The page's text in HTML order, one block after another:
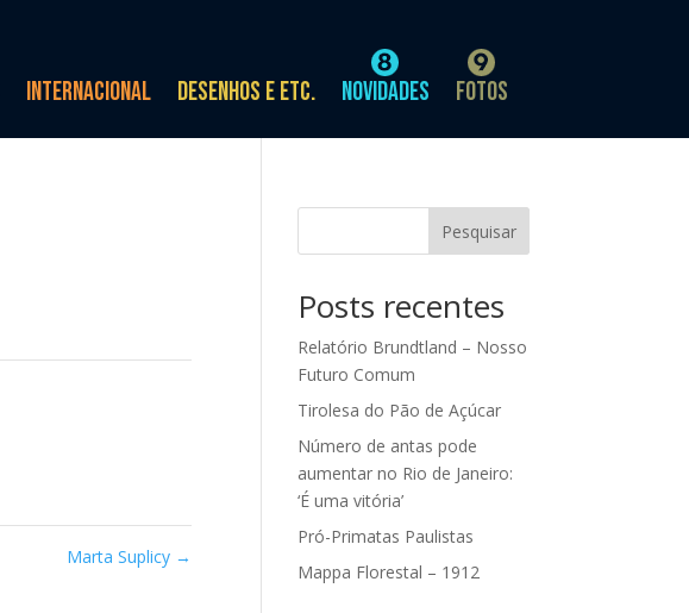
Internacional Desenhos e etc. Novidades Fotos
Marta Suplicy →
Pesquisar
Posts recentes
Relatório Brundtland – Nosso
Futuro Comum
Tirolesa do Pão de Açúcar
Número de antas pode
aumentar no Rio de Janeiro:
‘É uma vitória’
Pró-Primatas Paulistas
Mappa Florestal – 1912